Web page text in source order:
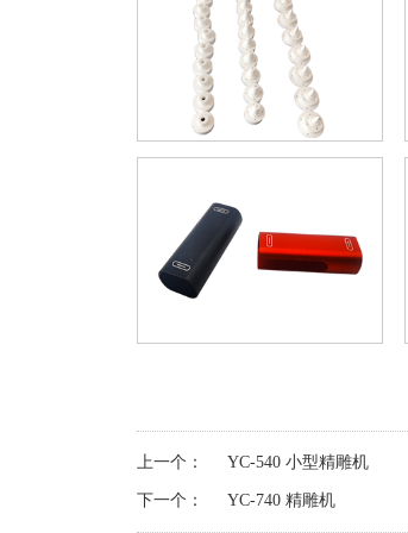
上一个： YC-540 小型精雕机
下一个： YC-740 精雕机